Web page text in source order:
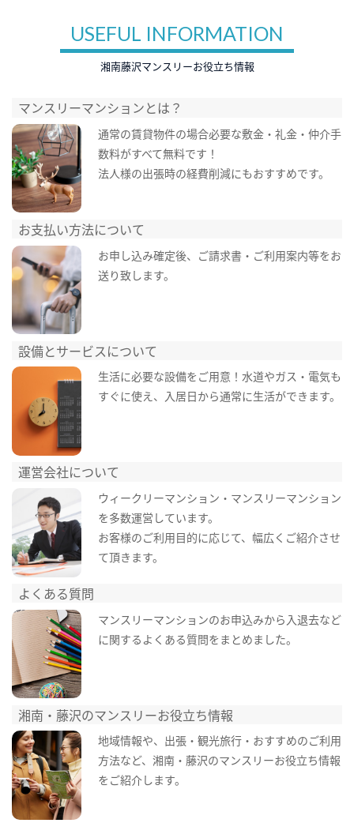
USEFUL INFORMATION
湘南藤沢マンスリーお役立ち情報
マンスリーマンションとは？
通常の賃貸物件の場合必要な敷金・礼金・仲介手
数料がすべて無料です！
法人様の出張時の経費削減にもおすすめです。
お支払い方法について
お申し込み確定後、ご請求書・ご利用案内等をお
送り致します。
設備とサービスについて
生活に必要な設備をご用意！水道やガス・電気も
すぐに使え、入居日から通常に生活ができます。
運営会社について
ウィークリーマンション・マンスリーマンション
を多数運営しています。
お客様のご利用目的に応じて、幅広くご紹介させ
て頂きます。
よくある質問
マンスリーマンションのお申込みから入退去など
に関するよくある質問をまとめました。
湘南・藤沢のマンスリーお役立ち情報
地域情報や、出張・観光旅行・おすすめのご利用
方法など、湘南・藤沢のマンスリーお役立ち情報
をご紹介します。